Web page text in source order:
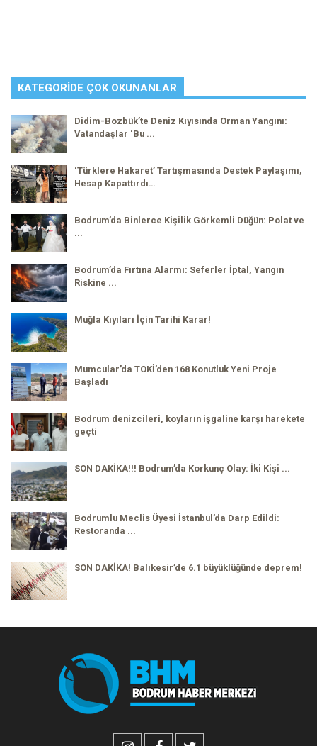
KATEGORIDE ÇOK OKUNANLAR
Didim-Bozbük’te Deniz Kıyısında Orman Yangını:
Vatandaşlar ‘Bu ...
‘Türklere Hakaret’ Tartışmasında Destek Paylaşımı,
Hesap Kapattırdı…
Bodrum’da Binlerce Kişilik Görkemli Düğün: Polat ve
...
Bodrum’da Fırtına Alarmı: Seferler İptal, Yangın
Riskine ...
Muğla Kıyıları İçin Tarihi Karar!
Mumcular’da TOKİ’den 168 Konutluk Yeni Proje
Başladı
Bodrum denizcileri, koyların işgaline karşı harekete
geçti
SON DAKİKA!!! Bodrum’da Korkunç Olay: İki Kişi ...
Bodrumlu Meclis Üyesi İstanbul’da Darp Edildi:
Restoranda ...
SON DAKİKA! Balıkesir’de 6.1 büyüklüğünde deprem!